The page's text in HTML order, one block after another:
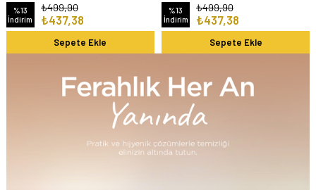
%13
İndirim
₺437,38
₺499,90
Sepete Ekle
%13
İndirim
₺437,38
₺499,90
Sepete Ekle